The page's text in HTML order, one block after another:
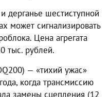
дерганье шестиступной
может сигнализировать
Цена агрегата
тыс. рублей.
— «тихий ужас»
когда трансмиссию
замены сцепления (12